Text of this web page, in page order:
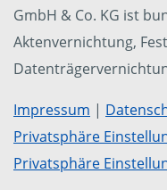
GmbH & Co. KG ist
Aktenvernichtung,
Impressum |
Privatsphäre
Privatsphäre